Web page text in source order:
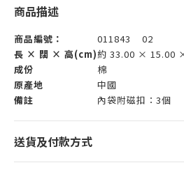
商品描述
商品編號：
011843 02
長 × 闊 × 高(cm)約 33.00 × 15.00
成份
棉
原產地
中國
備註
內袋附磁扣：3個
送貨及付款方式